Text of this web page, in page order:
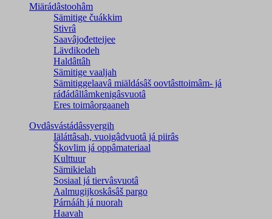
Miärádâstoohâm
Sämitige čuákkim
Stivrâ
Saavâjođetteijee
Lävdikodeh
Haldâttâh
Sämitige vaaljah
Sämitiggelaavâ miäldásâš oovtâsttoimâm- já
ráđádâllâmkenigâsvuotâ
Eres toimâorgaaneh
Ovdâsvástádâssyergih
Iäláttâsah, vuoigâdvuotâ já piirâs
Škovlim já oppâmateriaal
Kulttuur
Sämikielah
Sosiaal já tiervâsvuotâ
Aalmugijkoskâsâš pargo
Párnááh já nuorah
Haavah